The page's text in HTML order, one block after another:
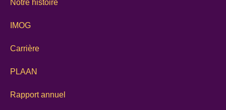
Notre histoire
IMOG
Carrière
PLAAN
Rapport annuel